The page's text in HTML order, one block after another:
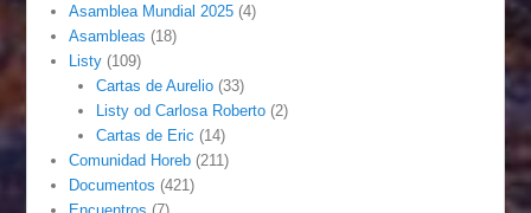
Asamblea Mundial 2025 (4)
Asambleas (18)
Listy (109)
Cartas de Aurelio(33)
Listy od Carlosa Roberto(2)
Cartas de Eric (14)
Comunidad Horeb (211)
Documentos (421)